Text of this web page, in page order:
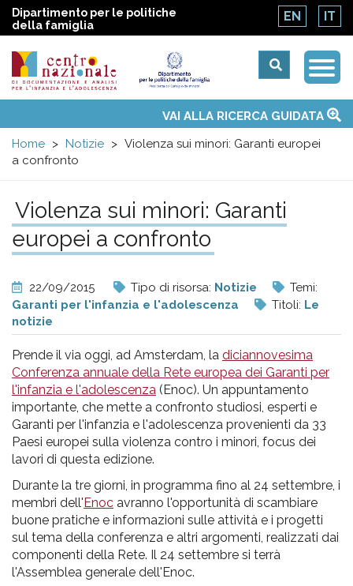
Dipartimento per le politiche
della famiglia
EN IT
Centro
nazionale
di
Documentazione
e
analisi
pr
l'infanzia
e
l'adolescenza
menu
Temi
Attività
Convenzione ONUVAI ALLA RICERCA GUIDATA
Home
Notizie
Violenza sui minori: Garanti europei
a confronto
Violenza sui minori: Garanti
europei a confronto
22/09/2015 Tipo di risorsa: Notizie
Temi:
Garanti per l'infanzia e l'adolescenza
Titoli: Le
notizie
Prende il via oggi, ad Amsterdam, la diciannovesima
Conferenza annuale della Rete europea dei Garanti per
l'infanzia e l'adolescenza (Enoc). Un appuntamento
importante, che mette a confronto studiosi, esperti e
Garanti per l'infanzia e l'adolescenza provenienti da 33
Paesi europei sulla violenza contro i minori, focus dei
lavori di questa edizione.
Durante la tre giorni, in programma fino al 24 settembre, i
membri dell'Enoc avranno l'opportunità di scambiare
buone pratiche e informazioni sulle attività e i progetti
sul tema della conferenza e altri argomenti, realizzati dai
componenti della Rete. Il 24 settembre si terrà
l'Assemblea generale dell'Enoc.